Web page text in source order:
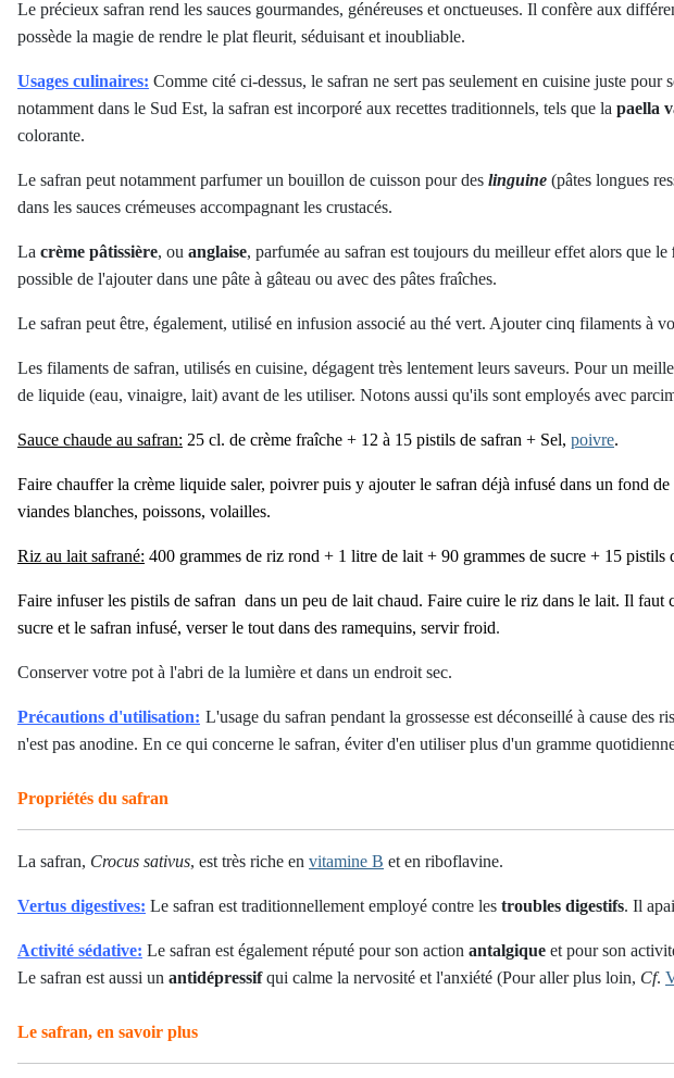
Le précieux safran rend les sauces gourmandes, généreuses et onctueuses. Il confère aux
possède la magie de rendre le plat fleurit, séduisant et inoubliable.
Usages culinaires: Comme cité ci-dessus, le safran ne sert pas seulement en cuisine juste
notamment dans le Sud Est, la safran est incorporé aux recettes traditionnels, tels que la paella
colorante.
Le safran peut notamment parfumer un bouillon de cuisson pour des linguine (pâtes longues
dans les sauces crémeuses accompagnant les crustacés.
La crème pâtissière, ou anglaise, parfumée au safran est toujours du meilleur effet alors que le
possible de l'ajouter dans une pâte à gâteau ou avec des pâtes fraîches.
Le safran peut être, également, utilisé en infusion associé au thé vert. Ajouter cinq filaments à
Les filaments de safran, utilisés en cuisine, dégagent très lentement leurs saveurs. Pour un
de liquide (eau, vinaigre, lait) avant de les utiliser. Notons aussi qu'ils sont employés avec
Sauce chaude au safran: 25 cl. de crème fraîche + 12 à 15 pistils de safran + Sel, poivre.
Faire chauffer la crème liquide saler, poivrer puis y ajouter le safran déjà infusé dans un fond
viandes blanches, poissons, volailles.
Riz au lait safrané: 400 grammes de riz rond + 1 litre de lait + 90 grammes de sucre + 15 pistils
Faire infuser les pistils de safran dans un peu de lait chaud. Faire cuire le riz dans le lait. Il faut
sucre et le safran infusé, verser le tout dans des ramequins, servir froid.
Conserver votre pot à l'abri de la lumière et dans un endroit sec.
Précautions d'utilisation: L'usage du safran pendant la grossesse est déconseillé à cause des
n'est pas anodine. En ce qui concerne le safran, éviter d'en utiliser plus d'un gramme
Propriétés du safran
La safran, Crocus sativus, est très riche en vitamine B et en riboflavine.
Vertus digestives: Le safran est traditionnellement employé contre les troubles digestifs. Il
Activité sédative: Le safran est également réputé pour son action antalgique et pour son
Le safran est aussi un antidépressifqui calme la nervosité et l'anxiété (Pour aller plus loin, Cf.
Le safran, en savoir plus